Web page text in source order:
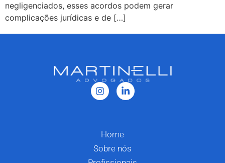
negligenciados, esses acordos podem gerar
complicações jurídicas e de […]
Home
Sobre nós